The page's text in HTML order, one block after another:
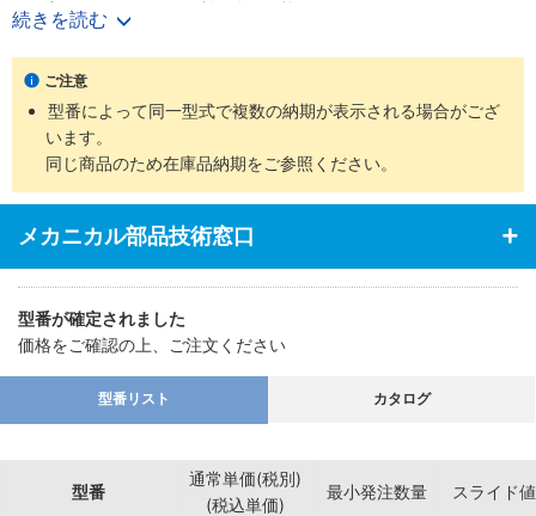
・保守メンテナンスに便利な分解可能形
・ロッド先端部仕様は、めねじ、おねじの2タイプを用意
・支持金具の種類、ロッド先端部の付属品など豊富に揃え幅広い用
途に対応
続きを読む
ご注意
型番によって同一型式で複数の納期が表示される場合がござ
います。
同じ商品のため在庫品納期をご参照ください。
メカニカル部品技術窓口
型番が確定されました
価格をご確認の上、ご注文ください
型番リスト カタログ
型番
通常単価(税別)
(税込単価)
最小発注数量 スライド